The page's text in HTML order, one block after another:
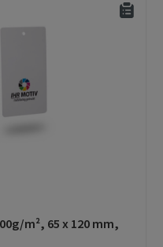
0 von 5 Sternen
m², 65 x 120 mm,